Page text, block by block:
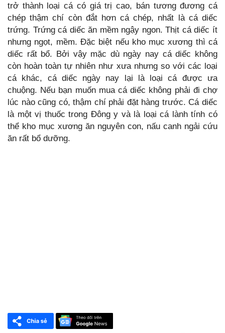
trở thành loại cá có giá trị cao, bán tương đương cá
chép thậm chí còn đắt hơn cá chép, nhất là cá diếc
trứng. Trứng cá diếc ăn mềm ngậy ngon. Thịt cá diếc ít
nhưng ngọt, mềm. Đặc biệt nếu kho mục xương thì cá
diếc rất bổ. Bởi vậy mặc dù ngày nay cá diếc không
còn hoàn toàn tự nhiên như xưa nhưng so với các loại
cá khác, cá diếc ngày nay lại là loại cá được ưa
chuộng. Nếu bạn muốn mua cá diếc không phải đi chợ
lúc nào cũng có, thậm chí phải đặt hàng trước. Cá diếc
là một vị thuốc trong Đông y và là loại cá lành tính có
thể kho mục xương ăn nguyên con, nấu canh ngải cứu
ăn rất bổ dưỡng.